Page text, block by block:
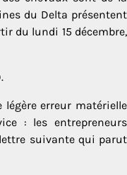
du Delta présentent
du lundi 15 décembre,
erreur matérielle
: les entrepreneurs
suivante qui parut